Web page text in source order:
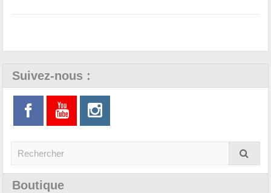
Suivez-nous :
Boutique